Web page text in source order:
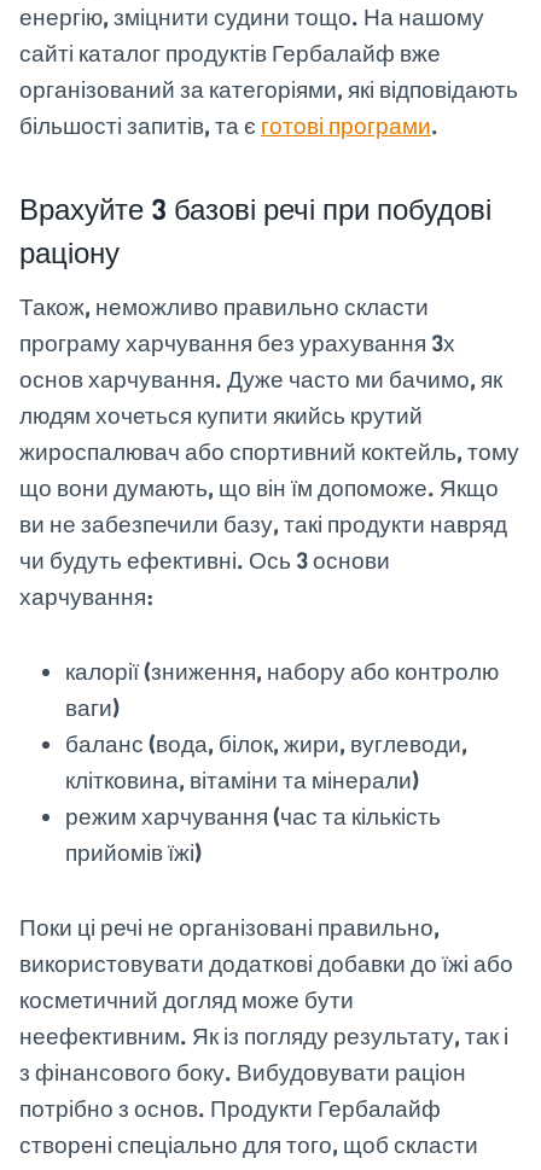
енергію, зміцнити судини тощо. На нашому
сайті каталог продуктів Гербалайф вже
організований за категоріями, які відповідають
більшості запитів, та є готові програми.
Врахуйте 3 базові речі при побудові
раціону
Також, неможливо правильно скласти
програму харчування без урахування 3х
основ харчування. Дуже часто ми бачимо, як
людям хочеться купити якийсь крутий
жироспалювач або спортивний коктейль, тому
що вони думають, що він їм допоможе. Якщо
ви не забезпечили базу, такі продукти навряд
чи будуть ефективні. Ось 3 основи
харчування:
калорії (зниження, набору або контролю
ваги)
баланс (вода, білок, жири, вуглеводи,
клітковина, вітаміни та мінерали)
режим харчування (час та кількість
прийомів їжі)
Поки ці речі не організовані правильно,
використовувати додаткові добавки до їжі або
косметичний догляд може бути
неефективним. Як із погляду результату, так і
з фінансового боку. Вибудовувати раціон
потрібно з основ. Продукти Гербалайф
створені спеціально для того, щоб скласти